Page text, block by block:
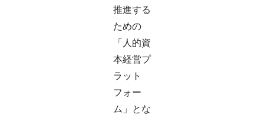
推進する
ための
「人的資
本経営プ
ラット
フォー
ム」とな